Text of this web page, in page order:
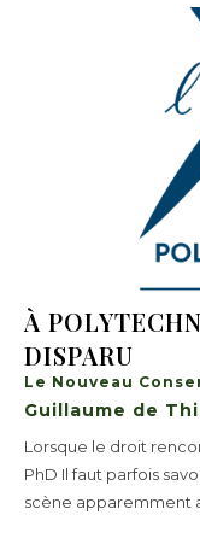
À
DISPARU
Le Nouveau
Guillaume de
Lorsque le droit rencontre les
PhD Il faut parfois savoir nommer ce qui se joue derrière une
scène apparemment